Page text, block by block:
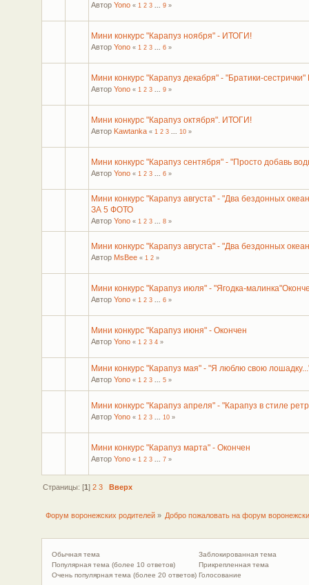
Автор Yono « 1 2 3 ... 9»
Мини конкурс "Карапуз ноября" - ИТОГИ!
Автор Yono « 1 2 3 ... 6»
Мини конкурс "Карапуз декабря" - "Братики-сестрички"
Автор Yono « 1 2 3 ... 9»
Мини конкурс "Карапуз октября". ИТОГИ!
Автор Kawtanka « 1 2 3 ... 10»
Мини конкурс "Карапуз сентября" - "Просто добавь
Автор Yono « 1 2 3 ... 6»
Мини конкурс "Карапуз августа" - "Два бездонных
ЗА 5 ФОТО
Автор Yono « 1 2 3 ... 8»
Мини конкурс "Карапуз августа" - "Два бездонных
Автор MsBee « 1 2»
Мини конкурс "Карапуз июля" - "Ягодка-
Автор Yono « 1 2 3 ... 6»
Мини конкурс "Карапуз июня" - Окончен
Автор Yono « 1 2 3 4»
Мини конкурс "Карапуз мая" - "Я люблю свою
Автор Yono « 1 2 3 ... 5»
Мини конкурс "Карапуз апреля" - "Карапуз в стиле
Автор Yono « 1 2 3 ... 10»
Мини конкурс "Карапуз марта" - Окончен
Автор Yono « 1 2 3 ... 7»
Страницы: [1] 2 3 Вверх
Форум воронежских родителей» Добро пожаловать на форум
Обычная тема
Популярная тема (более 10 ответов)
Очень популярная тема (более 20 ответов)
Заблокированная тема
Прикрепленная тема
Голосование